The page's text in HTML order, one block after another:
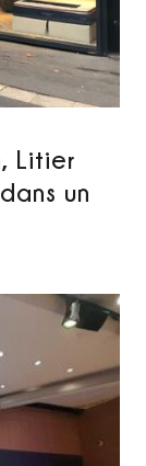
Litier
un